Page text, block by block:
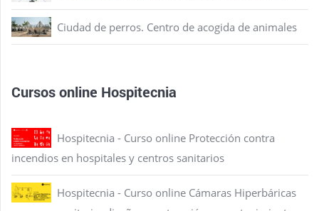
Ciudad de perros. Centro de acogida de animales
Cursos online Hospitecnia
Hospitecnia - Curso online Protección contra
incendios en hospitales y centros sanitarios
Hospitecnia - Curso online Cámaras Hiperbáricas